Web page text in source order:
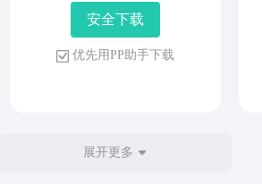
安 全 下 载
优 先 用 P P 助 手 下 载
展开更多